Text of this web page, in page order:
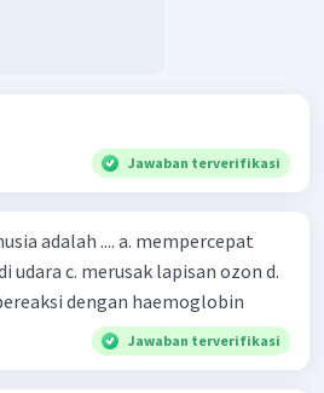
Jawaban terverifikasi
a. mempercepat
paru-paru e. mudah bereaksi dengan haemoglobin
Jawaban terverifikasi